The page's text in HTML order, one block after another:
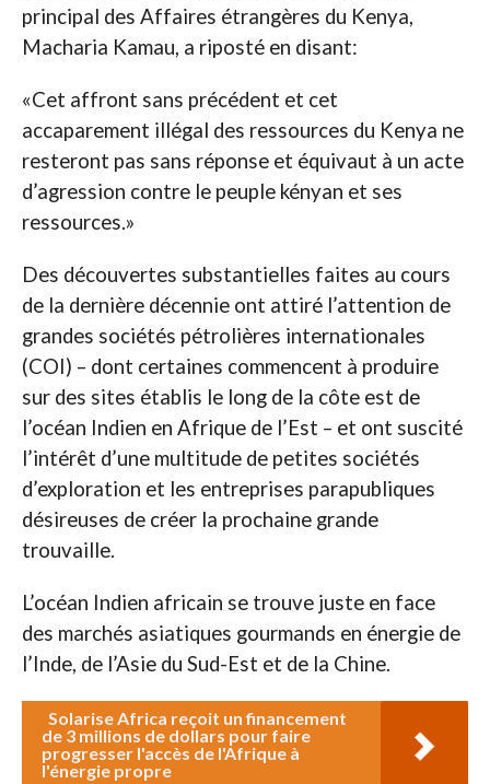
principal des Affaires étrangères du Kenya,
Macharia Kamau, a riposté en disant:
«Cet affront sans précédent et cet
accaparement illégal des ressources du Kenya ne
resteront pas sans réponse et équivaut à un acte
d’agression contre le peuple kényan et ses
ressources.»
Des découvertes substantielles faites au cours
de la dernière décennie ont attiré l’attention de
grandes sociétés pétrolières internationales
(COI) – dont certaines commencent à produire
sur des sites établis le long de la côte est de
l’océan Indien en Afrique de l’Est – et ont suscité
l’intérêt d’une multitude de petites sociétés
d’exploration et les entreprises parapubliques
désireuses de créer la prochaine grande
trouvaille.
L’océan Indien africain se trouve juste en face
des marchés asiatiques gourmands en énergie de
l’Inde, de l’Asie du Sud-Est et de la Chine.
Solarise Africa reçoit un financement
de 3 millions de dollars pour faire
progresser l'accès de l'Afrique à
l'énergie propre